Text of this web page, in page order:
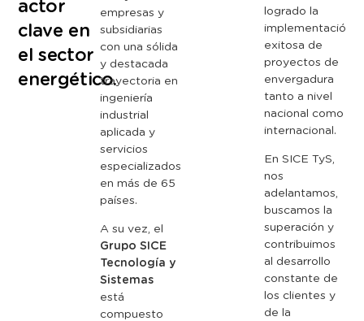
actor
clave en
el sector
energético.
empresas y
subsidiarias
con una sólida
y destacada
trayectoria en
ingeniería
industrial
aplicada y
servicios
especializados
en más de 65
países.
A su vez, el
Grupo SICE
Tecnología y
Sistemas
está
compuesto
logrado la
implementación
exitosa de
proyectos de
envergadura
tanto a nivel
nacional como
internacional.
En SICE TyS,
nos
adelantamos,
buscamos la
superación y
contribuimos
al desarrollo
constante de
los clientes y
de la